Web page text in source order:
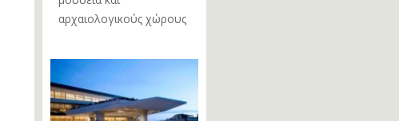
αρχαιολογικούς χώρους